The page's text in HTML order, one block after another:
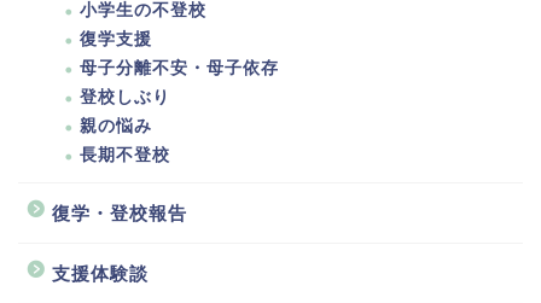
小学生の不登校
復学支援
母子分離不安・母子依存
登校しぶり
親の悩み
長期不登校
復学・登校報告
支援体験談